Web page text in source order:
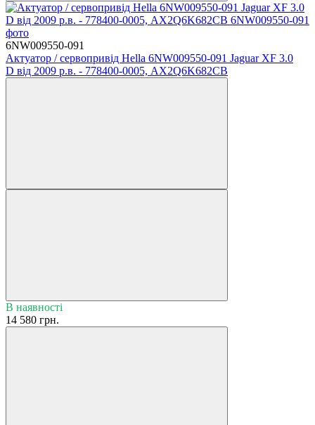
6NW009550-091
Актуатор / сервопривід Hella 6NW009550-091 Jaguar XF 3.0
D від 2009 р.в. - 778400-0005, AX2Q6K682CB
В наявності
14 580 грн.